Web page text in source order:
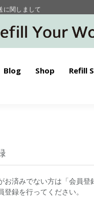
に関しまして
ップデー”
Blog Shop Refill
お済みでない方は「会員
登録を行ってください。